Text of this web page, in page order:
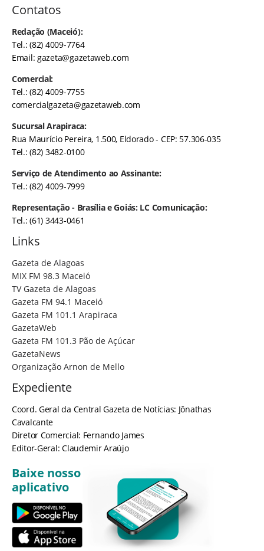
Contatos
Redação (Maceió):
Tel.: (82) 4009-7764
Email:gazeta@gazetaweb.com
Comercial:
Tel.: (82) 4009-7755
comercialgazeta@gazetaweb.com
Sucursal Arapiraca:
Rua Maurício Pereira, 1.500, Eldorado - CEP: 57.306-035
Tel.: (82) 3482-0100
Serviço de Atendimento ao Assinante:
Tel.: (82) 4009-7999
Representação - Brasília e Goiás: LC Comunicação:
Tel.: (61) 3443-0461
Links
Gazeta de Alagoas
MIX FM 98.3 Maceió
TV Gazeta de Alagoas
Gazeta FM 94.1 Maceió
Gazeta FM 101.1 Arapiraca
GazetaWeb
Gazeta FM 101.3 Pão de Açúcar
GazetaNews
Organização Arnon de Mello
Expediente
Coord. Geral da Central Gazeta de Notícias: Jônathas
Cavalcante
Diretor Comercial: Fernando James
Editor-Geral: Claudemir Araújo
Baixe nosso
aplicativo